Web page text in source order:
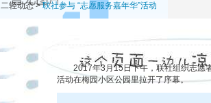
二轻动态>联社参与 “志愿服务嘉年华”活动
2017年3月15日下午，联社组织志愿者
活动在梅园小区公园里拉开了序幕。